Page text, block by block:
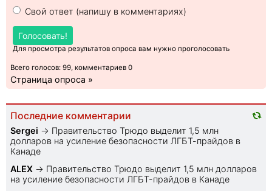
Свой ответ (напишу в комментариях)
Голосовать!
Для просмотра результатов опроса вам нужно проголосовать
Всего голосов: 99, комментариев 0
Страница опроса »
Последние комментарии
Sеrgei → Правительство Трюдо выделит 1,5 млн
долларов на усиление безопасности ЛГБТ-прайдов в
Канаде
ALEX → Правительство Трюдо выделит 1,5 млн долларов
на усиление безопасности ЛГБТ-прайдов в Канаде